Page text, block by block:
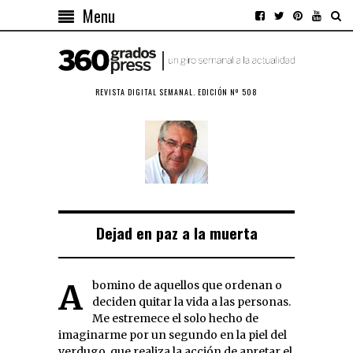
Menu
REVISTA DIGITAL SEMANAL. EDICIÓN Nº 508
Dejad en paz a la muerta
Abomino de aquellos que ordenan o
deciden quitar la vida a las personas.
Me estremece el solo hecho de
imaginarme por un segundo en la piel del